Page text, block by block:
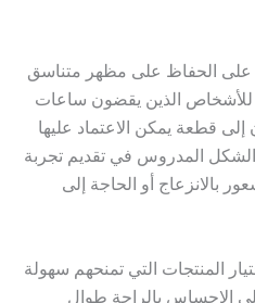
على الحفاظ على مظهر متناسق
للأشخاص الذين يقضون ساعات
قطعة يمكن الاعتماد عليها
المدروس في تقديم تجربة
بالانزعاج أو الحاجة إلى
المنتجات التي تمنحهم سهولة
الإحساس بالراحة طوال